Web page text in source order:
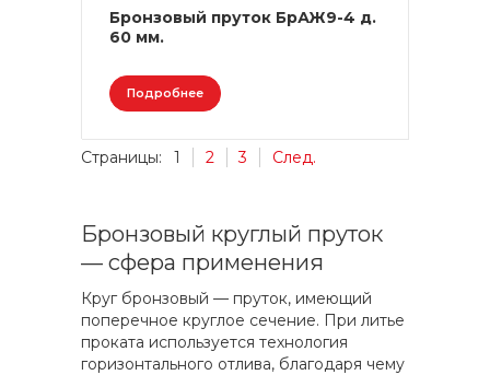
Бронзовый пруток БрАЖ9-4 д.
60 мм.
Подробнее
Страницы: 1 2 3 След.
Бронзовый круглый пруток
— сфера применения
Круг бронзовый — пруток, имеющий
поперечное круглое сечение. При литье
проката используется технология
горизонтального отлива, благодаря чему